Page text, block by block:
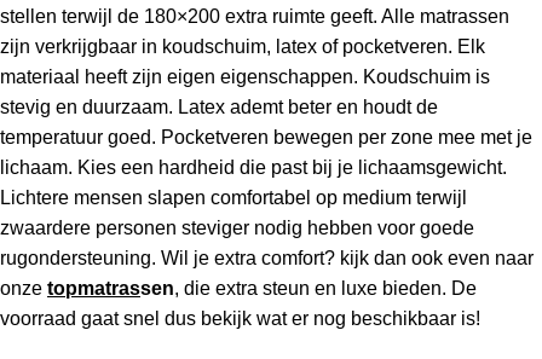
stellen terwijl de 180×200 extra ruimte geeft. Alle matrassen
zijn verkrijgbaar in koudschuim, latex of pocketveren. Elk
materiaal heeft zijn eigen eigenschappen. Koudschuim is
stevig en duurzaam. Latex ademt beter en houdt de
temperatuur goed. Pocketveren bewegen per zone mee met je
lichaam. Kies een hardheid die past bij je lichaamsgewicht.
Lichtere mensen slapen comfortabel op medium terwijl
zwaardere personen steviger nodig hebben voor goede
rugondersteuning. Wil je extra comfort? kijk dan ook even naar
onze topmatrassen, die extra steun en luxe bieden. De
voorraad gaat snel dus bekijk wat er nog beschikbaar is!